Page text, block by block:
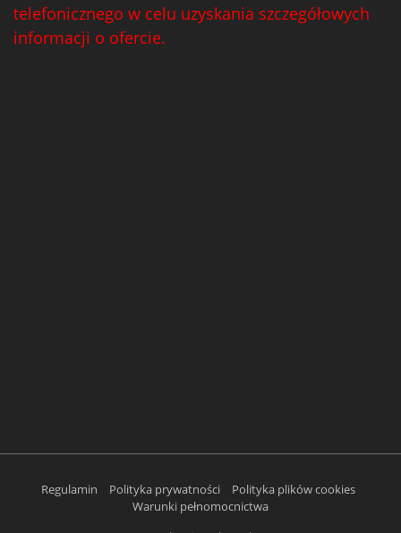
telefonicznego w celu uzyskania szczegółowych
informacji o ofercie.
Regulamin Polityka prywatności
Polityka plików cookies
Warunki pełnomocnictwa